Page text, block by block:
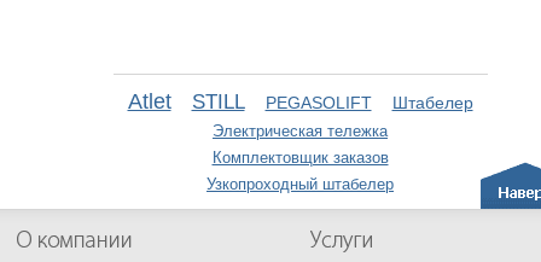
Atlet STILL PEGASOLIFT Штабелер
Электрическая тележка
Комплектовщик заказов
Узкопроходный штабелер